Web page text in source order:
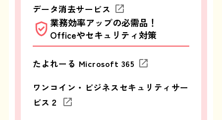
データ消去サービス
業務効率アップの必需品！
Officeやセキュリティ対策
たよれーる Microsoft 365
ワンコイン・ビジネスセキュリティサー
ビス２